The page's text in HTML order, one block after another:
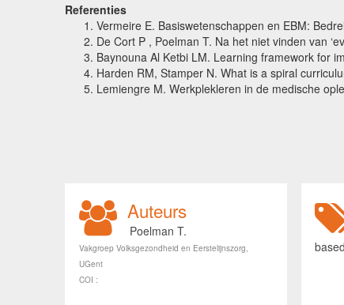
Referenties
Vermeire E. Basiswetenschappen en EBM:
De Cort P , Poelman T. Na het niet vinden van
Baynouna Al Ketbi LM. Learning framework for
Harden RM, Stamper N. What is a spiral
Lemiengre M. Werkplekleren in de medische
Auteurs
Poelman T.
Vakgroep Volksgezondheid en Eerstelijnszorg,
UGent
COI :